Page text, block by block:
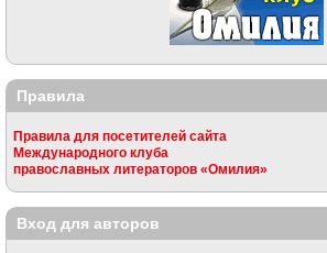
Правила
Правила для посетителей сайта
Международного клуба
православных литераторов «Омилия»
Вход для авторов